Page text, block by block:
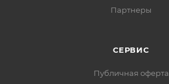
Партнеры
СЕРВИС
Публичная оферта